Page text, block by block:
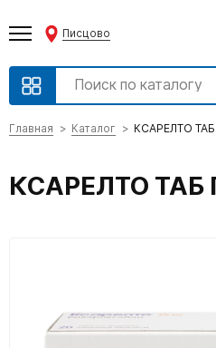
Писцово
Главная Каталог КСАРЕЛТО
КСАРЕЛТО